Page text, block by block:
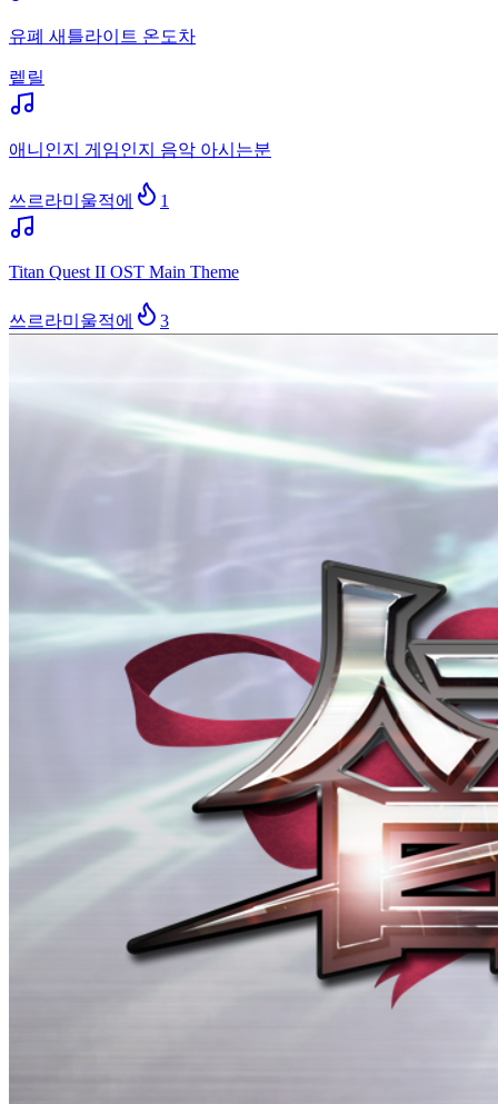
유폐 새틀라이트 온도차
렡릴
애니인지 게임인지 음악 아시는분
쓰르라미울적에 1
Titan Quest II OST Main Theme
쓰르라미울적에 3